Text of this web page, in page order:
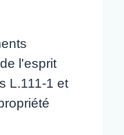
l'esprit
L.111-1 et